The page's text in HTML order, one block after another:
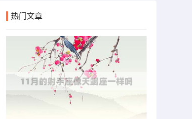
热门文章